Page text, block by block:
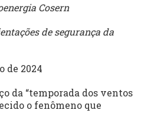
Cosern
de segurança da
de 2024
da “temporada dos ventos
o fenômeno que